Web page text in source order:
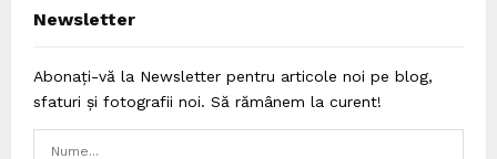
Newsletter
Abonați-vă la Newsletter pentru articole noi pe blog,
sfaturi și fotografii noi. Să rămânem la curent!